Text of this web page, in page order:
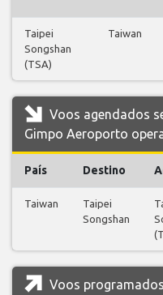
Taipei
Songshan
(TSA)
Taiwan
Voos agendados
Gimpo Aeroporto
País Destino
Taiwan
Taipei
Songshan
Voos